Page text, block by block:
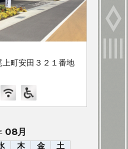
町安田３２１番地
08月
木 金 土